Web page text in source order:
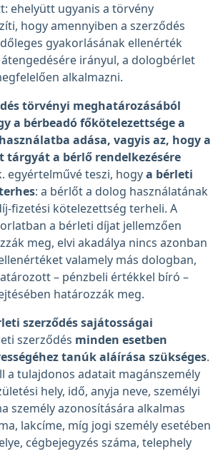
ehelyütt ugyanis a törvény
hogy amennyiben a szerződés
gyakorlásának ellenérték
irányul, a dologbérlet
alkalmazni.
törvényi meghatározásából
a bérbeadó főkötelezettsége a
adása, vagyis az, hogy a
tárgyát a bérlő rendelkezésére
egyértelművé teszi, hogya bérleti
: a bérlőt a dolog használatának
fizetési kötelezettség terheli. A
a bérleti díjat jellemzően
meg, elvi akadálya nincs azonban
valamely más dologban,
– pénzbeli értékkel bíró –
határozzák meg.
szerződés sajátosságai
szerződés minden esetben
tanúk aláírása szükséges.
a tulajdonos adatait magánszemély
hely, idő, anyja neve, személyi
személy azonosítására alkalmas
lakcíme, míg jogi személy esetében
cégbejegyzés száma, telephely